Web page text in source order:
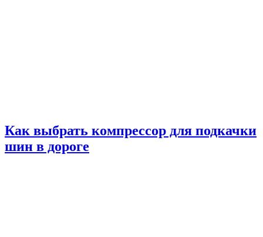
Как выбрать компрессор для подкачки
шин в дороге